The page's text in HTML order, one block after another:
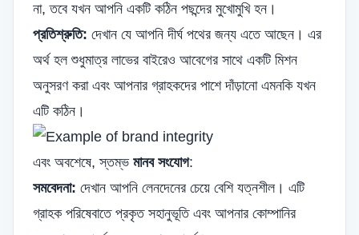
না, তবে যখন আপনি একটি কঠিন পছন্দের মুখোমুখি হন।
প্রতিশ্রুতি: দেখান যে আপনি দীর্ঘ পথের জন্য এতে আছেন। এর
অর্থ হল শুধুমাত্র লাভের বাইরেও আবেগের সাথে একটি মিশন
অনুসরণ করা এবং আপনার গ্রাহকদের পাশে দাঁড়ানো এমনকি যখন
এটি কঠিন।
এবং অবশেষে, স্তম্ভ মানব সংযোগ:
সমবেদনা: দেখান আপনি লেনদেনের চেয়ে বেশি যত্নশীল। এটি
গ্রাহক পরিষেবাতে প্রকৃত সহানুভূতি এবং আপনার কোম্পানির